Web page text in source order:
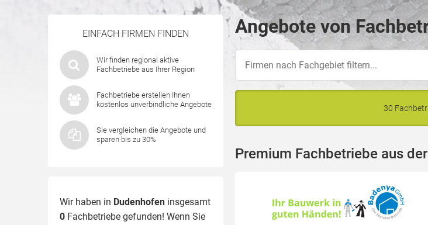
EINFACH FIRMEN FINDEN
Wir finden regional aktive
Fachbetriebe aus Ihrer Region
Fachbetriebe erstellen Ihnen
kostenlos unverbindliche Angebote
Sie vergleichen die Angebote und
sparen bis zu 30%
Wir haben in Dudenhofen insgesamt
0 Fachbetriebe gefunden! Wenn Sie
Angebote von
30
Premium Fachbetriebe aus